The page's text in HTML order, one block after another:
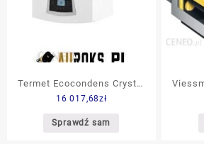
Termet Ecocondens Crystal
1 80kW
16 017,68zł
Sprawdź sam
T